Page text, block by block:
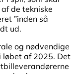
de tekniske
”inden så
ud.
og nødvendige
af 2025. Det